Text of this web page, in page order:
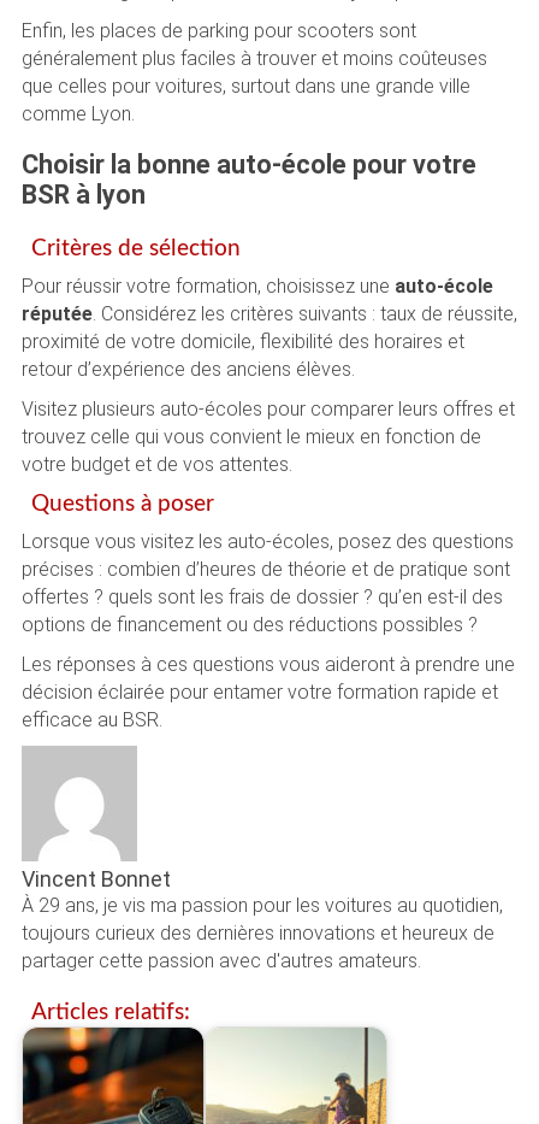
Enfin, les places de parking pour scooters sont
généralement plus faciles à trouver et moins coûteuses
que celles pour voitures, surtout dans une grande ville
comme Lyon.
Choisir la bonne auto-école pour votre
BSR à lyon
Critères de sélection
Pour réussir votre formation, choisissez une auto-école
réputée. Considérez les critères suivants : taux de réussite,
proximité de votre domicile, flexibilité des horaires et
retour d’expérience des anciens élèves.
Visitez plusieurs auto-écoles pour comparer leurs offres et
trouvez celle qui vous convient le mieux en fonction de
votre budget et de vos attentes.
Questions à poser
Lorsque vous visitez les auto-écoles, posez des questions
précises : combien d’heures de théorie et de pratique sont
offertes ? quels sont les frais de dossier ? qu’en est-il des
options de financement ou des réductions possibles ?
Les réponses à ces questions vous aideront à prendre une
décision éclairée pour entamer votre formation rapide et
efficace au BSR.
Vincent Bonnet
À 29 ans, je vis ma passion pour les voitures au quotidien,
toujours curieux des dernières innovations et heureux de
partager cette passion avec d'autres amateurs.
Articles relatifs: